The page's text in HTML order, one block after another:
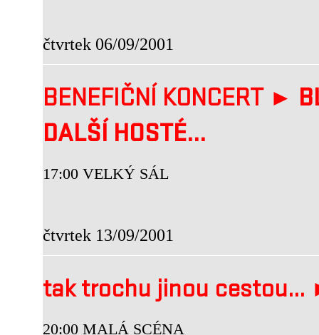
čtvrtek 06/09/2001
BENEFIČNÍ KONCERT ►
DALŠÍ HOSTÉ...
17:00 VELKÝ SÁL
čtvrtek 13/09/2001
tak trochu jinou
20:00 MALÁ SCÉNA